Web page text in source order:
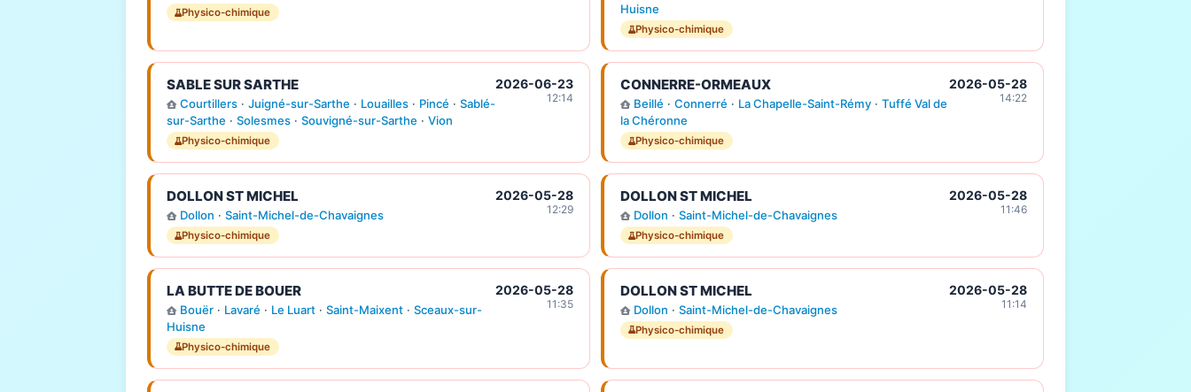
Physico-chimique
Huisne
Physico-chimique
SABLE SUR SARTHE
Courtillers· Juigné-sur-Sarthe · Louailles· Pincé · Sablé-
sur-Sarthe · Solesmes· Souvigné-sur-Sarthe · Vion
Physico-chimique
2026-06-23
12:14
CONNERRE-ORMEAUX
Beillé · Connerré · La Chapelle-Saint-Rémy· Tuffé Val de
la Chéronne
Physico-chimique
2026-05-28
14:22
DOLLON ST MICHEL
Dollon · Saint-Michel-de-Chavaignes
Physico-chimique
2026-05-28
12:29
DOLLON ST MICHEL
Dollon · Saint-Michel-de-Chavaignes
Physico-chimique
2026-05-28
11:46
LA BUTTE DE BOUER
Bouër· Lavaré · Le Luart· Saint-Maixent· Sceaux-sur-
Huisne
Physico-chimique
2026-05-28
11:35
DOLLON ST MICHEL
Dollon · Saint-Michel-de-Chavaignes
Physico-chimique
2026-05-28
11:14